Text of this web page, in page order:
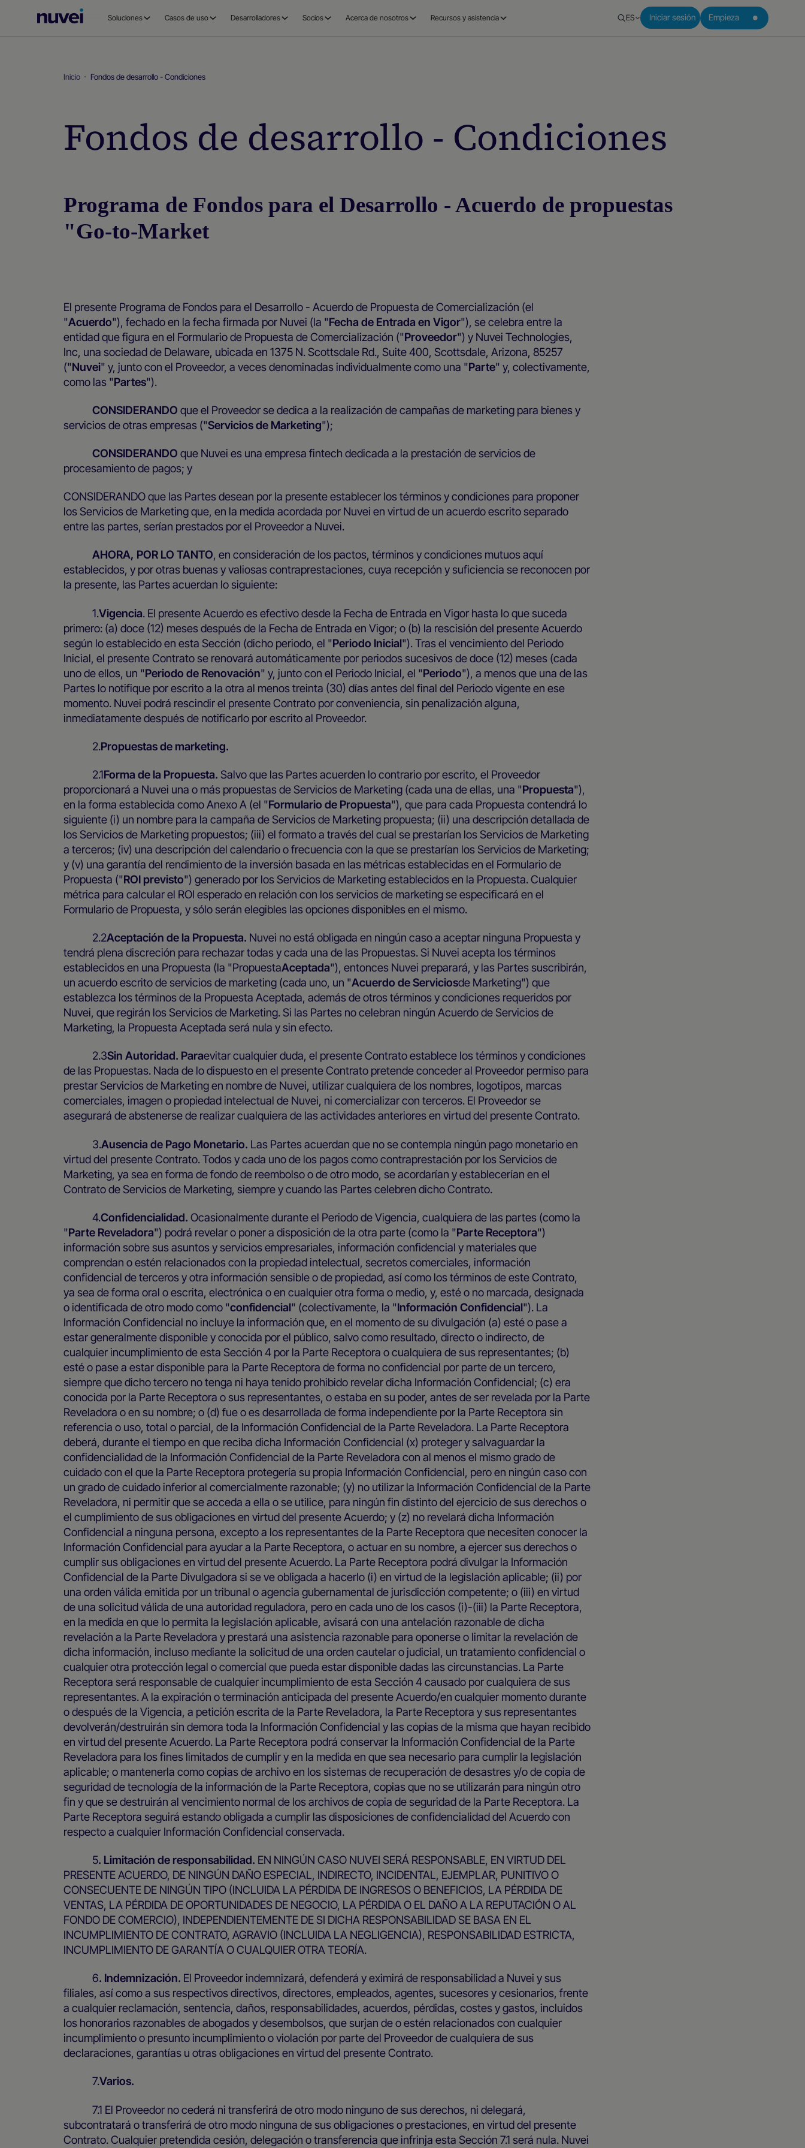
PáginaSoluciones Casos de uso Desarrolladores Socios Acerca de nosotros Recursos y asistencia ES Iniciar sesión Empieza
Inicio Fondos de desarrollo - Condiciones
Fondos de desarrollo - Condiciones
Programa de Fondos para el Desarrollo - Acuerdo de propuestas
"Go-to-Market
El presente Programa de Fondos para el Desarrollo - Acuerdo de Propuesta de Comercialización (el
"Acuerdo"), fechado en la fecha firmada por Nuvei (la "Fecha de Entrada en Vigor"), se celebra entre la
entidad que figura en el Formulario de Propuesta de Comercialización ("Proveedor") y Nuvei Technologies,
Inc, una sociedad de Delaware, ubicada en 1375 N. Scottsdale Rd., Suite 400, Scottsdale, Arizona, 85257
("Nuvei" y, junto con el Proveedor, a veces denominadas individualmente como una "Parte" y, colectivamente,
como las "Partes").
CONSIDERANDO que el Proveedor se dedica a la realización de campañas de marketing para bienes y
servicios de otras empresas ("Servicios de Marketing");
CONSIDERANDO que Nuvei es una empresa fintech dedicada a la prestación de servicios de
procesamiento de pagos; y
CONSIDERANDO que las Partes desean por la presente establecer los términos y condiciones para proponer
los Servicios de Marketing que, en la medida acordada por Nuvei en virtud de un acuerdo escrito separado
entre las partes, serían prestados por el Proveedor a Nuvei.
AHORA, POR LO TANTO, en consideración de los pactos, términos y condiciones mutuos aquí
establecidos, y por otras buenas y valiosas contraprestaciones, cuya recepción y suficiencia se reconocen por
la presente, las Partes acuerdan lo siguiente:
1.Vigencia. El presente Acuerdo es efectivo desde la Fecha de Entrada en Vigor hasta lo que suceda
primero: (a) doce (12) meses después de la Fecha de Entrada en Vigor; o (b) la rescisión del presente Acuerdo
según lo establecido en esta Sección (dicho periodo, el "Periodo Inicial"). Tras el vencimiento del Periodo
Inicial, el presente Contrato se renovará automáticamente por periodos sucesivos de doce (12) meses (cada
uno de ellos, un "Periodo de Renovación" y, junto con el Periodo Inicial, el "Periodo"), a menos que una de las
Partes lo notifique por escrito a la otra al menos treinta (30) días antes del final del Periodo vigente en ese
momento. Nuvei podrá rescindir el presente Contrato por conveniencia, sin penalización alguna,
inmediatamente después de notificarlo por escrito al Proveedor.
2.Propuestas de marketing.
2.1Forma de la Propuesta. Salvo que las Partes acuerden lo contrario por escrito, el Proveedor
proporcionará a Nuvei una o más propuestas de Servicios de Marketing (cada una de ellas, una "Propuesta"),
en la forma establecida como Anexo A (el "Formulario de Propuesta"), que para cada Propuesta contendrá lo
siguiente (i) un nombre para la campaña de Servicios de Marketing propuesta; (ii) una descripción detallada de
los Servicios de Marketing propuestos; (iii) el formato a través del cual se prestarían los Servicios de Marketing
a terceros; (iv) una descripción del calendario o frecuencia con la que se prestarían los Servicios de Marketing;
y (v) una garantía del rendimiento de la inversión basada en las métricas establecidas en el Formulario de
Propuesta ("ROI previsto") generado por los Servicios de Marketing establecidos en la Propuesta. Cualquier
métrica para calcular el ROI esperado en relación con los servicios de marketing se especificará en el
Formulario de Propuesta, y sólo serán elegibles las opciones disponibles en el mismo.
2.2Aceptación de la Propuesta. Nuvei no está obligada en ningún caso a aceptar ninguna Propuesta y
tendrá plena discreción para rechazar todas y cada una de las Propuestas. Si Nuvei acepta los términos
establecidos en una Propuesta (la "PropuestaAceptada"), entonces Nuvei preparará, y las Partes suscribirán,
un acuerdo escrito de servicios de marketing (cada uno, un "Acuerdo de Serviciosde Marketing") que
establezca los términos de la Propuesta Aceptada, además de otros términos y condiciones requeridos por
Nuvei, que regirán los Servicios de Marketing. Si las Partes no celebran ningún Acuerdo de Servicios de
Marketing, la Propuesta Aceptada será nula y sin efecto.
2.3Sin Autoridad. Paraevitar cualquier duda, el presente Contrato establece los términos y condiciones
de las Propuestas. Nada de lo dispuesto en el presente Contrato pretende conceder al Proveedor permiso para
prestar Servicios de Marketing en nombre de Nuvei, utilizar cualquiera de los nombres, logotipos, marcas
comerciales, imagen o propiedad intelectual de Nuvei, ni comercializar con terceros. El Proveedor se
asegurará de abstenerse de realizar cualquiera de las actividades anteriores en virtud del presente Contrato.
3.Ausencia de Pago Monetario. Las Partes acuerdan que no se contempla ningún pago monetario en
virtud del presente Contrato. Todos y cada uno de los pagos como contraprestación por los Servicios de
Marketing, ya sea en forma de fondo de reembolso o de otro modo, se acordarían y establecerían en el
Contrato de Servicios de Marketing, siempre y cuando las Partes celebren dicho Contrato.
4.Confidencialidad. Ocasionalmente durante el Periodo de Vigencia, cualquiera de las partes (como la
"Parte Reveladora") podrá revelar o poner a disposición de la otra parte (como la "Parte Receptora")
información sobre sus asuntos y servicios empresariales, información confidencial y materiales que
comprendan o estén relacionados con la propiedad intelectual, secretos comerciales, información
confidencial de terceros y otra información sensible o de propiedad, así como los términos de este Contrato,
ya sea de forma oral o escrita, electrónica o en cualquier otra forma o medio, y, esté o no marcada, designada
o identificada de otro modo como "confidencial" (colectivamente, la "Información Confidencial"). La
Información Confidencial no incluye la información que, en el momento de su divulgación (a) esté o pase a
estar generalmente disponible y conocida por el público, salvo como resultado, directo o indirecto, de
cualquier incumplimiento de esta Sección 4 por la Parte Receptora o cualquiera de sus representantes; (b)
esté o pase a estar disponible para la Parte Receptora de forma no confidencial por parte de un tercero,
siempre que dicho tercero no tenga ni haya tenido prohibido revelar dicha Información Confidencial; (c) era
conocida por la Parte Receptora o sus representantes, o estaba en su poder, antes de ser revelada por la Parte
Reveladora o en su nombre; o (d) fue o es desarrollada de forma independiente por la Parte Receptora sin
referencia o uso, total o parcial, de la Información Confidencial de la Parte Reveladora. La Parte Receptora
deberá, durante el tiempo en que reciba dicha Información Confidencial (x) proteger y salvaguardar la
confidencialidad de la Información Confidencial de la Parte Reveladora con al menos el mismo grado de
cuidado con el que la Parte Receptora protegería su propia Información Confidencial, pero en ningún caso con
un grado de cuidado inferior al comercialmente razonable; (y) no utilizar la Información Confidencial de la Parte
Reveladora, ni permitir que se acceda a ella o se utilice, para ningún fin distinto del ejercicio de sus derechos o
el cumplimiento de sus obligaciones en virtud del presente Acuerdo; y (z) no revelará dicha Información
Confidencial a ninguna persona, excepto a los representantes de la Parte Receptora que necesiten conocer la
Información Confidencial para ayudar a la Parte Receptora, o actuar en su nombre, a ejercer sus derechos o
cumplir sus obligaciones en virtud del presente Acuerdo. La Parte Receptora podrá divulgar la Información
Confidencial de la Parte Divulgadora si se ve obligada a hacerlo (i) en virtud de la legislación aplicable; (ii) por
una orden válida emitida por un tribunal o agencia gubernamental de jurisdicción competente; o (iii) en virtud
de una solicitud válida de una autoridad reguladora, pero en cada uno de los casos (i)-(iii) la Parte Receptora,
en la medida en que lo permita la legislación aplicable, avisará con una antelación razonable de dicha
revelación a la Parte Reveladora y prestará una asistencia razonable para oponerse o limitar la revelación de
dicha información, incluso mediante la solicitud de una orden cautelar o judicial, un tratamiento confidencial o
cualquier otra protección legal o comercial que pueda estar disponible dadas las circunstancias. La Parte
Receptora será responsable de cualquier incumplimiento de esta Sección 4 causado por cualquiera de sus
representantes. A la expiración o terminación anticipada del presente Acuerdo/en cualquier momento durante
o después de la Vigencia, a petición escrita de la Parte Reveladora, la Parte Receptora y sus representantes
devolverán/destruirán sin demora toda la Información Confidencial y las copias de la misma que hayan recibido
en virtud del presente Acuerdo. La Parte Receptora podrá conservar la Información Confidencial de la Parte
Reveladora para los fines limitados de cumplir y en la medida en que sea necesario para cumplir la legislación
aplicable; o mantenerla como copias de archivo en los sistemas de recuperación de desastres y/o de copia de
seguridad de tecnología de la información de la Parte Receptora, copias que no se utilizarán para ningún otro
fin y que se destruirán al vencimiento normal de los archivos de copia de seguridad de la Parte Receptora. La
Parte Receptora seguirá estando obligada a cumplir las disposiciones de confidencialidad del Acuerdo con
respecto a cualquier Información Confidencial conservada.
5. Limitación de responsabilidad. EN NINGÚN CASO NUVEI SERÁ RESPONSABLE, EN VIRTUD DEL
PRESENTE ACUERDO, DE NINGÚN DAÑO ESPECIAL, INDIRECTO, INCIDENTAL, EJEMPLAR, PUNITIVO O
CONSECUENTE DE NINGÚN TIPO (INCLUIDA LA PÉRDIDA DE INGRESOS O BENEFICIOS, LA PÉRDIDA DE
VENTAS, LA PÉRDIDA DE OPORTUNIDADES DE NEGOCIO, LA PÉRDIDA O EL DAÑO A LA REPUTACIÓN O AL
FONDO DE COMERCIO), INDEPENDIENTEMENTE DE SI DICHA RESPONSABILIDAD SE BASA EN EL
INCUMPLIMIENTO DE CONTRATO, AGRAVIO (INCLUIDA LA NEGLIGENCIA), RESPONSABILIDAD ESTRICTA,
INCUMPLIMIENTO DE GARANTÍA O CUALQUIER OTRA TEORÍA.
6. Indemnización. El Proveedor indemnizará, defenderá y eximirá de responsabilidad a Nuvei y sus
filiales, así como a sus respectivos directivos, directores, empleados, agentes, sucesores y cesionarios, frente
a cualquier reclamación, sentencia, daños, responsabilidades, acuerdos, pérdidas, costes y gastos, incluidos
los honorarios razonables de abogados y desembolsos, que surjan de o estén relacionados con cualquier
incumplimiento o presunto incumplimiento o violación por parte del Proveedor de cualquiera de sus
declaraciones, garantías u otras obligaciones en virtud del presente Contrato.
7.Varios.
7.1 El Proveedor no cederá ni transferirá de otro modo ninguno de sus derechos, ni delegará,
subcontratará o transferirá de otro modo ninguna de sus obligaciones o prestaciones, en virtud del presente
Contrato. Cualquier pretendida cesión, delegación o transferencia que infrinja esta Sección 7.1 será nula. Nuvei